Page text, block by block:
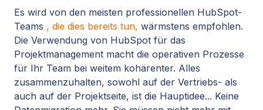
Es wird von den meisten professionellen HubSpot-
Teams , die dies bereits tun, wärmstens empfohlen.
Die Verwendung von HubSpot für das
Projektmanagement macht die operativen Prozesse
für Ihr Team bei weitem kohärenter. Alles
zusammenzuhalten, sowohl auf der Vertriebs- als
auch auf der Projektseite, ist die Hauptidee... Keine